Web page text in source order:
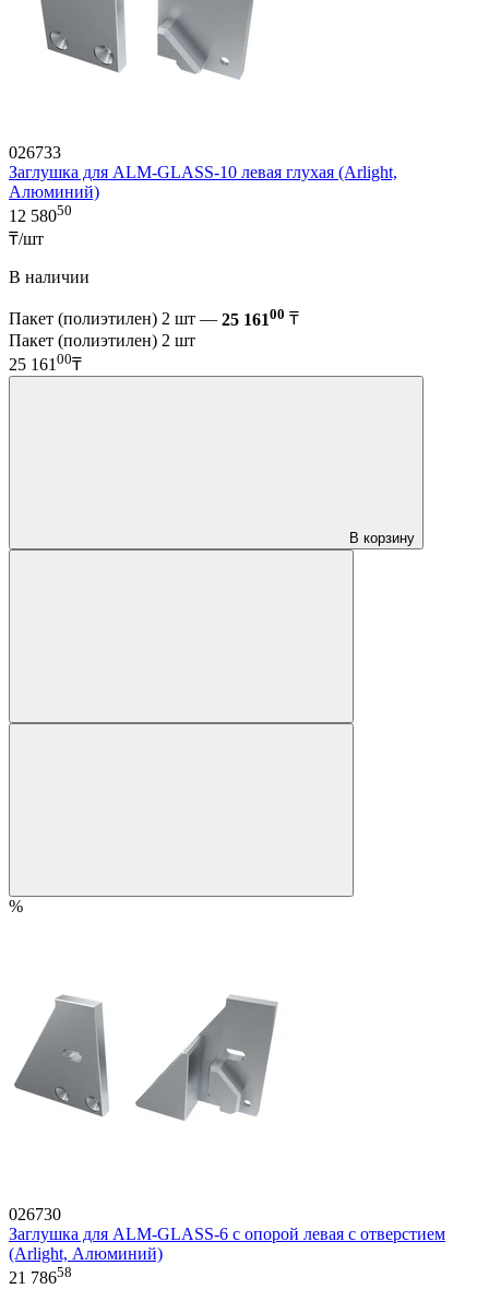
026733
Заглушка для ALM-GLASS-10 левая глухая (Arlight,
Алюминий)
12 58050
₸/шт
В наличии
Пакет (полиэтилен) 2 шт — 25 16100 ₸
Пакет (полиэтилен) 2 шт
25 161 00₸
В корзину
%
026730
Заглушка для ALM-GLASS-6 с опорой левая с отверстием
(Arlight, Алюминий)
21 78658